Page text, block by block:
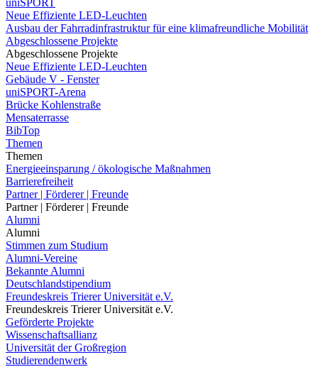
uniSPORT
Neue Effiziente LED-Leuchten
Ausbau der Fahrradinfrastruktur für eine klimafreundliche Mobilität
Abgeschlossene Projekte
Abgeschlossene Projekte
Neue Effiziente LED-Leuchten
Gebäude V - Fenster
uniSPORT-Arena
Brücke Kohlenstraße
Mensaterrasse
BibTop
Themen
Themen
Energieeinsparung / ökologische Maßnahmen
Barrierefreiheit
Partner | Förderer | Freunde
Partner | Förderer | Freunde
Alumni
Alumni
Stimmen zum Studium
Alumni-Vereine
Bekannte Alumni
Deutschlandstipendium
Freundeskreis Trierer Universität e.V.
Freundeskreis Trierer Universität e.V.
Geförderte Projekte
Wissenschaftsallianz
Universität der Großregion
Studierendenwerk